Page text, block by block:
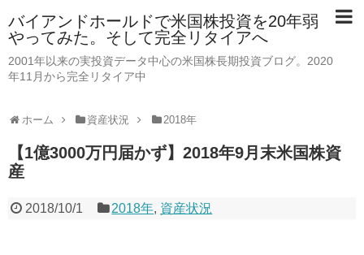
バイアンドホールドで米国株投資を20年弱
やってみた。そして完全リタイアへ
2001年以来の実投資データ中心の米国株長期投資ブログ。2020
年11月から完全リタイア中
ホーム 資産状況 2018年
【1億3000万円届かず】2018年9月末米国株資
産
2018/10/1 2018年, 資産状況